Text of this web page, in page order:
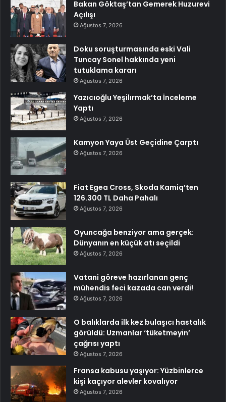
Bakan Göktaş’tan Gemerek Huzurevi
Açılışı
Ağustos 7, 2026
Doku soruşturmasında eski Vali
Tuncay Sonel hakkında yeni
tutuklama kararı
Ağustos 7, 2026
Yazıcıoğlu Yeşilırmak’ta İnceleme
Yaptı
Ağustos 7, 2026
Kamyon Yaya Üst Geçidine Çarptı
Ağustos 7, 2026
Fiat Egea Cross, Skoda Kamiq’ten
126.300 TL Daha Pahalı
Ağustos 7, 2026
Oyuncağa benziyor ama gerçek:
Dünyanın en küçük atı seçildi
Ağustos 7, 2026
Vatani göreve hazırlanan genç
mühendis feci kazada can verdi!
Ağustos 7, 2026
O balıklarda ilk kez bulaşıcı hastalık
görüldü: Uzmanlar ‘tüketmeyin’
çağrısı yaptı
Ağustos 7, 2026
Fransa kabusu yaşıyor: Yüzbinlerce
kişi kaçıyor alevler kovalıyor
Ağustos 7, 2026